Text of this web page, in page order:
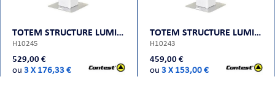
TOTEM STRUCTURE LUMIÈRE CONTEST TOT-200
H10245
529,00 €
ou 3 X 176,33 €
TOTEM STRUCTURE LUMIÈRE CONTEST TOT-100
H10243
459,00 €
ou 3 X 153,00 €